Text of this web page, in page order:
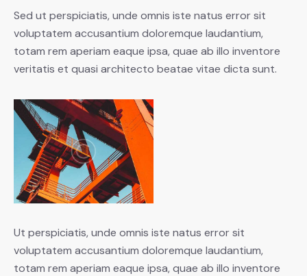
Sed ut perspiciatis, unde omnis iste natus error sit
voluptatem accusantium doloremque laudantium,
totam rem aperiam eaque ipsa, quae ab illo inventore
veritatis et quasi architecto beatae vitae dicta sunt.
Ut perspiciatis, unde omnis iste natus error sit
voluptatem accusantium doloremque laudantium,
totam rem aperiam eaque ipsa, quae ab illo inventore